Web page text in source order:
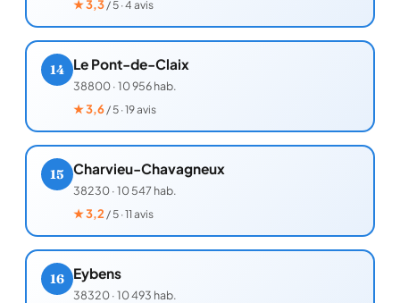
★3,3/ 5 · 4 avis
14 Le Pont-de-Claix
38800·10 956 hab.
★3,6/ 5 · 19 avis
15 Charvieu-Chavagneux
38230·10 547 hab.
★3,2 / 5 · 11 avis
16 Eybens
38320·10 493 hab.